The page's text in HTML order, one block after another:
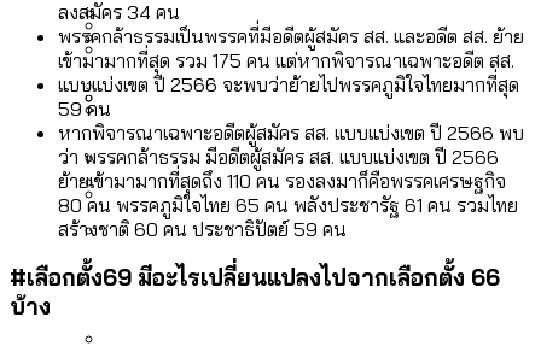
พัทยา
กทม. มีอำนาจแค่ไหน ในการแก้ปัญหาให้คน
ที่อาศัยอยู่ในกรุงเทพฯ
ฉะเชิงเทรา นครปฐม และล่าสุดที่กาญจนบุรี
งบระบายน้ำ-ป้องกันน้ำท่วม 4 ปี (2566-
2569) ของ กทม. ในยุคชัชชาติ ลงเขตไหน
ทำอะไรบ้าง
ความเกลียดชังที่ขายได้ : สำรวจ Hate
Speech ที่ถูกผลิตซ้ำผ่านวิดีโอ AI ในช่วง
ความขัดแย้งไทย-กัมพูชา
กรุงเทพฯ เมืองคอนเสิร์ต : สำรวจ
คอนเสิร์ตและแฟนมีตติ้งในไทยจำนวน 526
งาน ตั้งแต่ปี 2023-2024
สำรวจเศรษฐกิจในกรุงเทพฯ ผ่าน
Bangkok Index 2025
สำรวจงบประมาณรายเขตในกรุงเทพฯ
ผ่าน Bangkok Index 2025
สังคมสูงวัยระดับสุดยอด และ 64 จังหวัดที่
ตายมากกว่าเกิด
กรุงเทพฯ เมืองสังคมผู้สูงอายุ [ข้อมูลดิบ]
กรุงเทพฯ เมืองสังคมผู้สูงอายุ : 36 เขตมี
สำรวจเหตุไฟไหม้ในกรุงเทพฯ 2568
[ข้อมูลดิบ]
คำนำหน้านามและกฎหมายสมรสเท่าเทียม
[ข้อมูลดิบ]
Bangkok Index
Bangkok Index 2022
DEMO Thailand
About Us
ลงสมัคร 34 คน
พรรคกล้าธรรมเป็นพรรคที่มีอดีตผู้สมัคร สส. และอดีต สส. ย้าย
เข้ามามากที่สุด รวม 175 คน แต่หากพิจารณาเฉพาะอดีต สส.
แบบแบ่งเขต ปี 2566 จะพบว่าย้ายไปพรรคภูมิใจไทยมากที่สุด
59 คน
หากพิจารณาเฉพาะอดีตผู้สมัคร สส. แบบแบ่งเขต ปี 2566 พบ
ว่า พรรคกล้าธรรม มีอดีตผู้สมัคร สส. แบบแบ่งเขต ปี 2566
ย้ายเข้ามามากที่สุดถึง 110 คน รองลงมาก็คือพรรคเศรษฐกิจ
80 คน พรรคภูมิใจไทย 65 คน พลังประชารัฐ 61 คน รวมไทย
สร้างชาติ 60 คน ประชาธิปัตย์ 59 คน
#เลือกตั้ง69 มีอะไรเปลี่ยนแปลงไปจากเลือกตั้ง 66
บ้าง